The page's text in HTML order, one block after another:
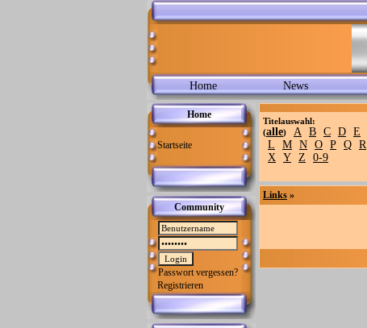
Home News
Home
Startseite
Community
Passwort vergessen?
Registrieren
Titelauswahl:
(alle) A B C D E
L
M N O P Q R
X Y Z 0-9
Links »